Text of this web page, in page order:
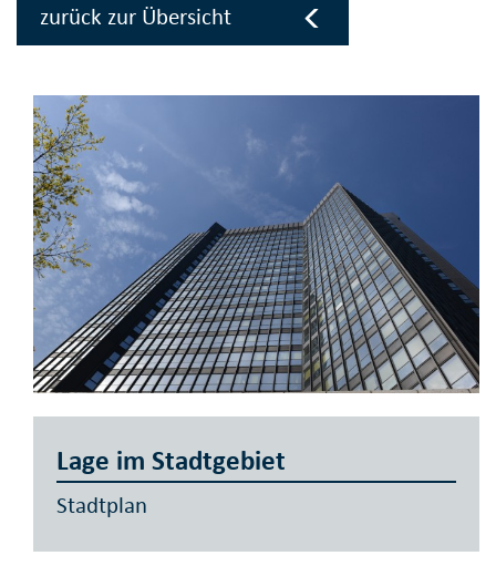
zurück zur Übersicht
Lage im Stadtgebiet
Stadtplan